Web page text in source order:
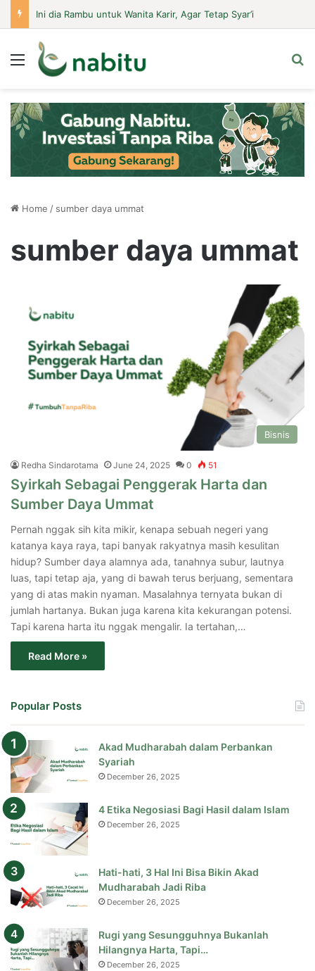
Menu
Home / sumber daya ummat
sumber daya ummat
Bisnis
Redha Sindarotama June 24, 2025 0 51
Syirkah Sebagai Penggerak Harta dan
Sumber Daya Ummat
Pernah nggak sih kita mikir, kenapa sebuah negeri yang
katanya kaya raya, tapi banyak rakyatnya masih kesulitan
hidup? Sumber daya alamnya ada, tanahnya subur, lautnya
luas, tapi tetap aja, yang di bawah terus berjuang, sementara
yang di atas makin nyaman. Masalahnya ternyata bukan di
jumlah hartanya. Bukan juga karena kita kekurangan potensi.
Tapi karena harta itu nggak mengalir. Ia tertahan,…
Read More »
Popular Posts
Akad Mudharabah dalam Perbankan
Syariah
December 26, 2025
4 Etika Negosiasi Bagi Hasil dalam Islam
December 26, 2025
Hati-hati, 3 Hal Ini Bisa Bikin Akad
Mudharabah Jadi Riba
December 26, 2025
Rugi yang Sesungguhnya Bukanlah
Hilangnya Harta, Tapi…
December 26, 2025